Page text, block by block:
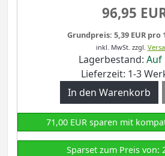
96,95
Grundpreis: 5,39 EUR pro
inkl. MwSt. zzgl.
Lagerbestand: Auf
Lieferzeit: 1-3
71,00 EUR sparen mit
Sparset zum Preis von: